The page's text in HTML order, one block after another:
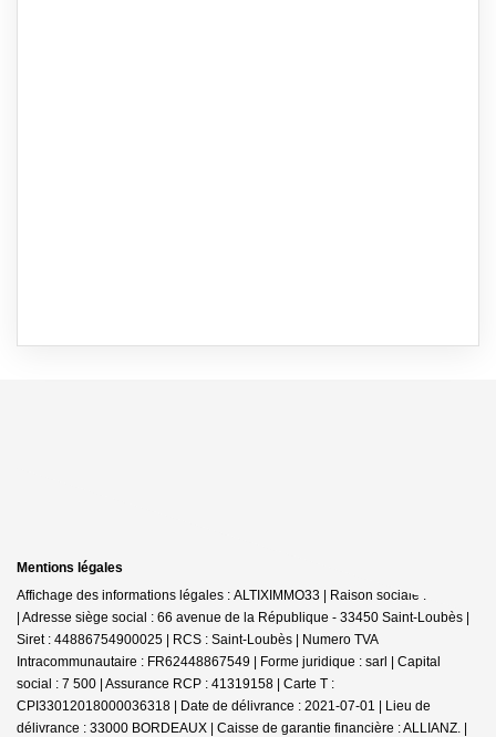
Mentions légales
Affichage des informations légales : ALTIXIMMO33 | Raison sociale : IMMAJE
| Adresse siège social : 66 avenue de la République - 33450 Saint-Loubès |
Siret : 44886754900025 | RCS : Saint-Loubès | Numero TVA
Intracommunautaire : FR62448867549 | Forme juridique : sarl | Capital
social : 7 500 | Assurance RCP : 41319158 | Carte T :
CPI33012018000036318 | Date de délivrance : 2021-07-01 | Lieu de
délivrance : 33000 BORDEAUX | Caisse de garantie financière : ALLIANZ. |